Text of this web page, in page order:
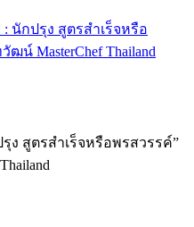
: นักปรุง สูตรสำเร็จหรือ
น์ MasterChef Thailand
รุง สูตรสำเร็จหรือพรสวรรค์”